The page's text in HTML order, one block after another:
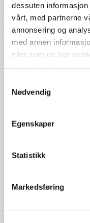
dessuten
vårt, med partnerne
annonsering og
med annen
eller som de har
Nødvendig
Egenskaper
Statistikk
Markedsføring
Hornady Primer Pocket